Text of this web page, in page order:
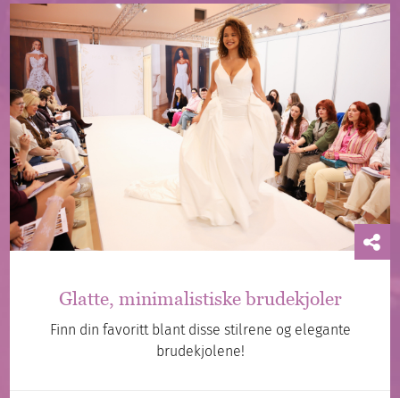
Glatte, minimalistiske brudekjoler
Finn din favoritt blant disse stilrene og elegante
brudekjolene!